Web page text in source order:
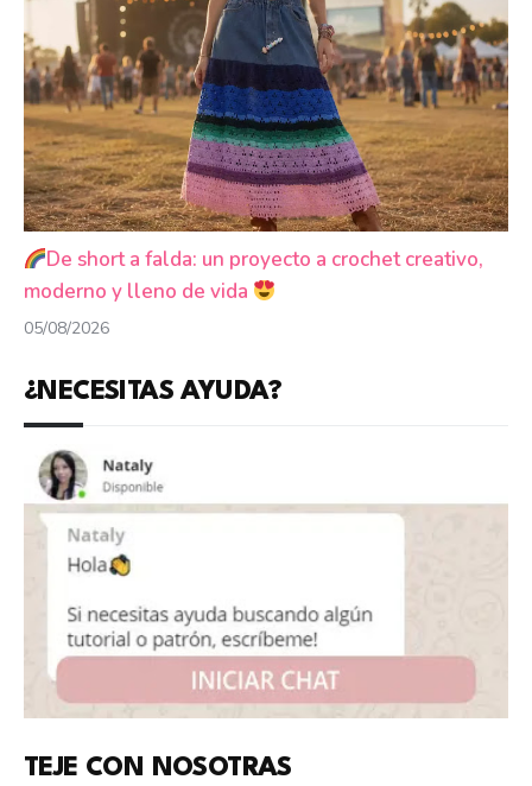
De short a falda: un proyecto a crochet creativo,
moderno y lleno de vida
05/08/2026
¿NECESITAS AYUDA?
TEJE CON NOSOTRAS